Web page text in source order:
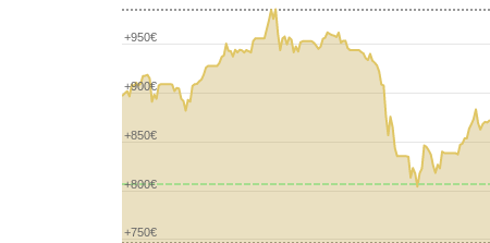
+750€
+800€
+850€
+900€
+950€